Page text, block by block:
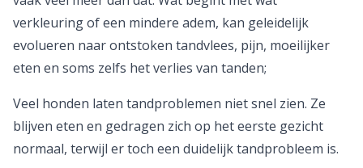
verkleuring of een mindere adem, kan geleidelijk
evolueren naar ontstoken tandvlees, pijn, moeilijker
eten en soms zelfs het verlies van tanden;
Veel honden laten tandproblemen niet snel zien. Ze
blijven eten en gedragen zich op het eerste gezicht
normaal, terwijl er toch een duidelijk tandprobleem is.